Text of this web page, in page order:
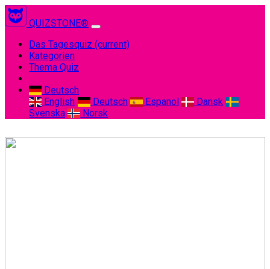
QUIZSTONE®
Das Tagesquiz (current)
Kategorien
Thema Quiz
Deutsch
English
Deutsch Espanol
Dansk
Svenska
Norsk